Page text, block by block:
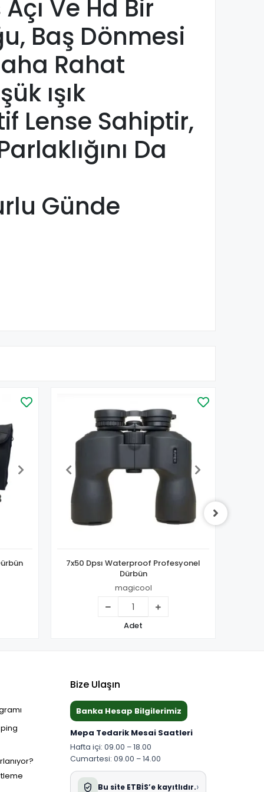
Ve Hd Bir
Baş Dönmesi
Rahat
ışık
Lense Sahiptir,
Da
Günde
7x50 Dpsı Waterproof Profesyonel
Dürbün
magicool
Adet
Bize Ulaşın
Banka Hesap Bilgilerimiz
Mepa Tedarik Mesai Saatleri
Hafta içi: 09.00 – 18.00
Cumartesi: 09.00 – 14.00
Bu site ETBİS’e kayıtlıdır.›